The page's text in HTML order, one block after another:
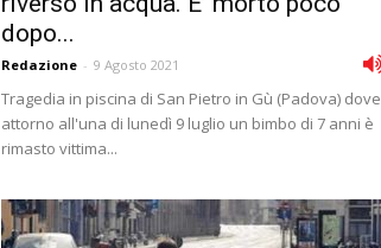
dopo...
Redazione - 9 Agosto 2021
Tragedia in piscina di San Pietro in Gù (Padova) dove
attorno all'una di lunedì 9 luglio un bimbo di 7 anni è
rimasto vittima...